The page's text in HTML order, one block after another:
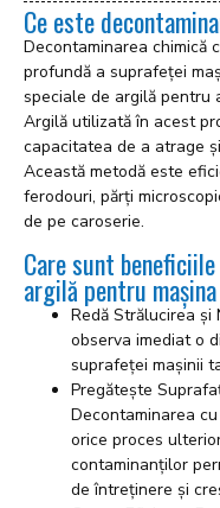
Ce este
Decontaminarea chimică
profundă a suprafeței
speciale de argilă pentru
Argilă utilizată în acest
capacitatea de a atrage
Această metodă este
ferodouri, părți
de pe caroserie.
Care sunt
argilă pentru
Redă Strălucirea și
observa imediat o
suprafeței mașinii
Pregătește
Decontaminarea
orice proces
contaminanților
de întreținere și